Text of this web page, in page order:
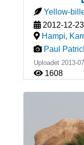
Yellow-
2012-12-23
Hampi,
Paul
Uploadet 2013-
1608